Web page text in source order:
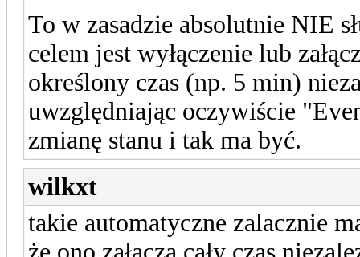
To w zasadzie absolutnie NIE
celem jest wyłączenie lub
określony czas (np. 5 min)
uwzględniając oczywiście
zmianę stanu i tak ma być.
wilkxt
takie automatyczne zalacznie